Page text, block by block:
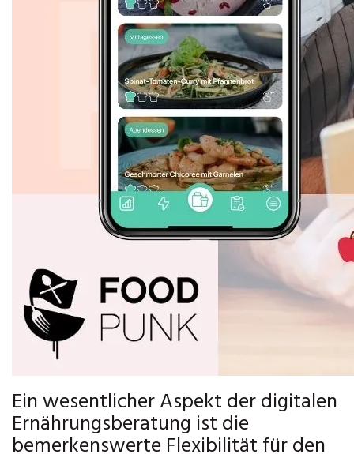
Ein wesentlicher Aspekt der digitalen
Ernährungsberatung ist die
bemerkenswerte Flexibilität für den